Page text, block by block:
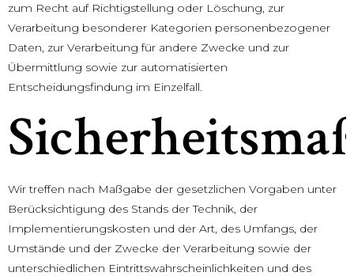
zum Recht auf Richtigstellung oder Löschung, zur
Verarbeitung besonderer Kategorien personenbezogener
Daten, zur Verarbeitung für andere Zwecke und zur
Übermittlung sowie zur automatisierten
Entscheidungsfindung im Einzelfall.
Wir treffen nach Maßgabe der gesetzlichen Vorgaben unter
Berücksichtigung des Stands der Technik, der
Implementierungskosten und der Art, des Umfangs, der
Umstände und der Zwecke der Verarbeitung sowie der
unterschiedlichen Eintrittswahrscheinlichkeiten und des